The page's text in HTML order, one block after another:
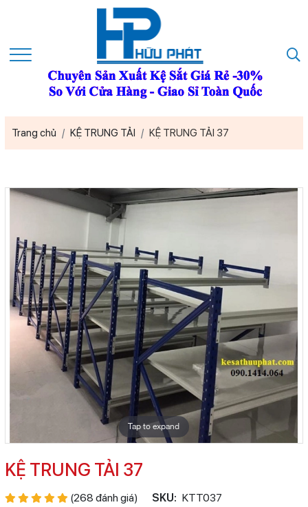
Trang chủ KỆ TRUNG TẢI KỆ TRUNG TẢI 37
Tap to expand
KỆ TRUNG TẢI 37
(268 đánh giá) SKU: KTT037